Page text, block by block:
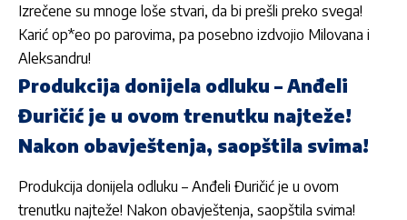
Izrečene su mnoge loše stvari, da bi prešli preko svega!
Karić op*eo po parovima, pa posebno izdvojio Milovana i
Aleksandru!
Produkcija donijela odluku – Anđeli
Đuričić je u ovom trenutku najteže!
Nakon obavještenja, saopštila svima!
Produkcija donijela odluku – Anđeli Đuričić je u ovom
trenutku najteže! Nakon obavještenja, saopštila svima!